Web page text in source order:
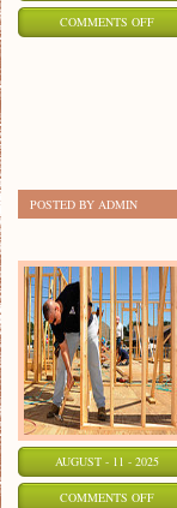
COMMENTS OFFON
POSTED BY ADMIN
AUGUST - 11 - 2025
COMMENTS OFFON